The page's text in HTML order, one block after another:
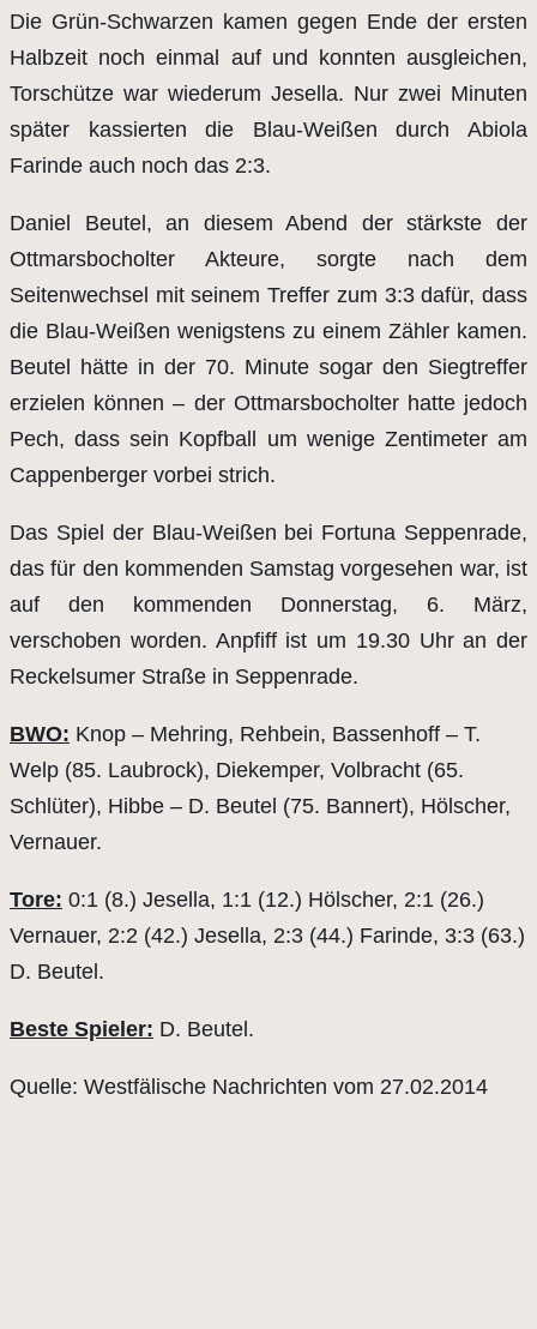
Die Grün-Schwarzen kamen gegen Ende der ersten
Halbzeit noch einmal auf und konnten ausgleichen,
Torschütze war wiederum Jesella. Nur zwei Minuten
später kassierten die Blau-Weißen durch Abiola
Farinde auch noch das 2:3.
Daniel Beutel, an diesem Abend der stärkste der
Ottmarsbocholter Akteure, sorgte nach dem
Seitenwechsel mit seinem Treffer zum 3:3 dafür, dass
die Blau-Weißen wenigstens zu einem Zähler kamen.
Beutel hätte in der 70. Minute sogar den Siegtreffer
erzielen können – der Ottmarsbocholter hatte jedoch
Pech, dass sein Kopfball um wenige Zentimeter am
Cappenberger vorbei strich.
Das Spiel der Blau-Weißen bei Fortuna Seppenrade,
das für den kommenden Samstag vorgesehen war, ist
auf den kommenden Donnerstag, 6. März,
verschoben worden. Anpfiff ist um 19.30 Uhr an der
Reckelsumer Straße in Seppenrade.
BWO: Knop – Mehring, Rehbein, Bassenhoff – T.
Welp (85. Laubrock), Diekemper, Volbracht (65.
Schlüter), Hibbe – D. Beutel (75. Bannert), Hölscher,
Vernauer.
Tore: 0:1 (8.) Jesella, 1:1 (12.) Hölscher, 2:1 (26.)
Vernauer, 2:2 (42.) Jesella, 2:3 (44.) Farinde, 3:3 (63.)
D. Beutel.
Beste Spieler: D. Beutel.
Quelle: Westfälische Nachrichten vom 27.02.2014